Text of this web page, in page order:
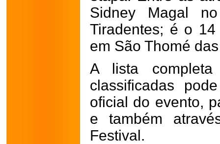
Sidney Magal
Tiradentes; é o
em São Thomé
A lista
classificadas
oficial do evento,
e também
Festival.